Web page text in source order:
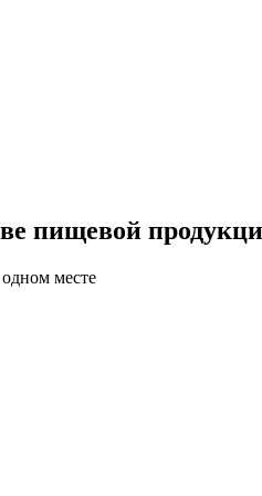
пищевой
месте